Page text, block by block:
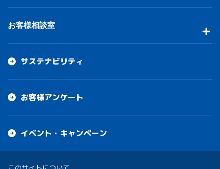
お客様相談室
サステナビリティ
お客様アンケート
イベント・キャンペーン